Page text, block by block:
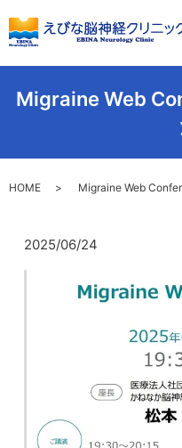
Migraine Web
HOME Migraine Web
2025/06/24